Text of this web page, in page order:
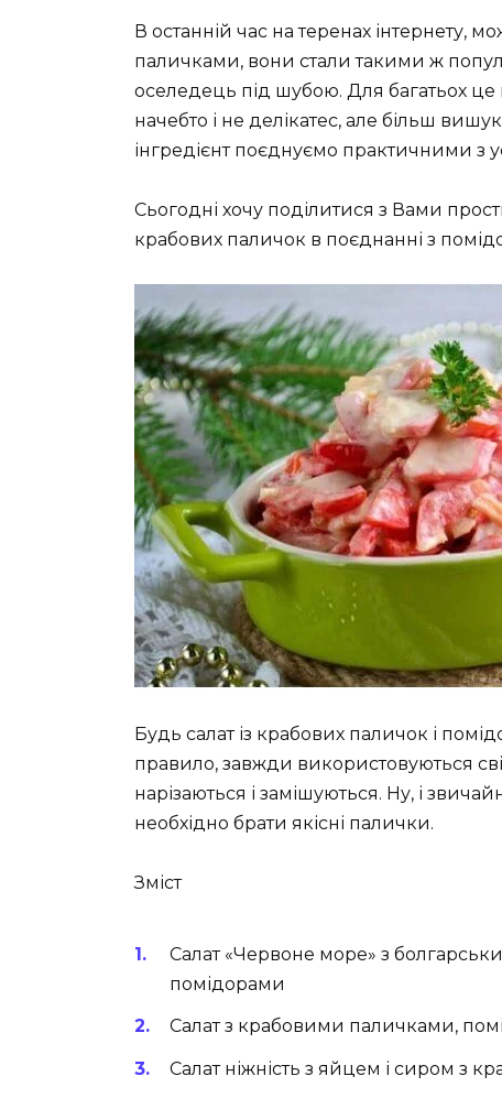
В останній час на теренах інтернету,
паличками, вони стали такими ж
оселедець під шубою. Для багатьох
начебто і не делікатес, але більш
інгредієнт поєднуємо практичними з
Сьогодні хочу поділитися з Вами
крабових паличок в поєднанні з
Будь салат із крабових паличок і
правило, завжди використовуються
нарізаються і замішуються. Ну, і
необхідно брати якісні палички.
Зміст
Салат «Червоне море» з
помідорами
Салат з крабовими паличками,
Салат ніжність з яйцем і сиром з